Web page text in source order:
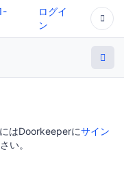
ログイ
ン
はDoorkeeperにサイン
い。